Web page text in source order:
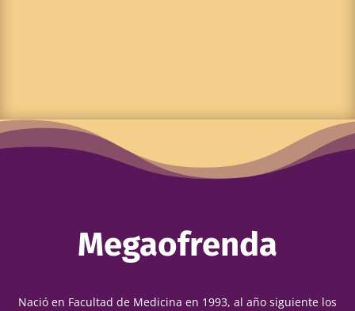
Megaofrenda
Nació en Facultad de Medicina en 1993, al año siguiente los